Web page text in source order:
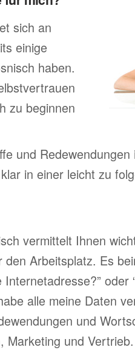
sich an
einige
haben.
zu beginnen
und Redewendungen
in einer leicht zu
vermittelt Ihnen
den Arbeitsplatz. Es
oder
alle meine Daten
und
Marketing und Vertrieb.